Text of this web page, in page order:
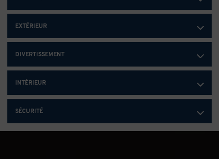
EXTÉRIEUR
DIVERTISSEMENT
INTÉRIEUR
SÉCURITÉ